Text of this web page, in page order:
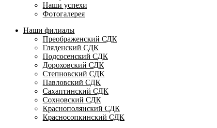
Наши успехи
Фотогалерея
Наши филиалы
Преображенский СДК
Гляденский СДК
Подсосенский СДК
Дороховский СДК
Степновский СДК
Павловский СДК
Сахаптинский СДК
Сохновский СДК
Краснополянский СДК
Красносопкинский СДК